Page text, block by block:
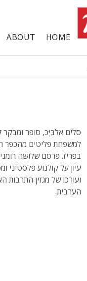
HOME
ABOUT
למשפחת פליטים מהכפר
בפריז. פרסם שלושה
עיון על קולנוע פלסטיני
ועורכו של מגזין
הערבית.